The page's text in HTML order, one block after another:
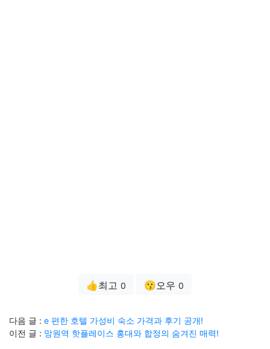
👍최고 0 😗오우 0
다음 글 : e 편한 호텔 가성비 숙소 가격과 후기 공개!
이전 글 : 망원역 핫플레이스 홍대와 합정의 숨겨진 매력!